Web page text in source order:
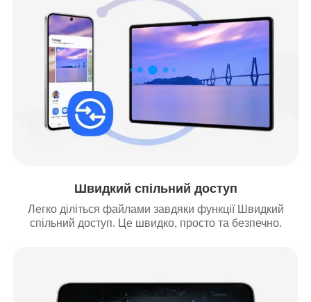
Швидкий спільний доступ
Легко діліться файлами завдяки функції Швидкий
спільний доступ. Це швидко, просто та безпечно.